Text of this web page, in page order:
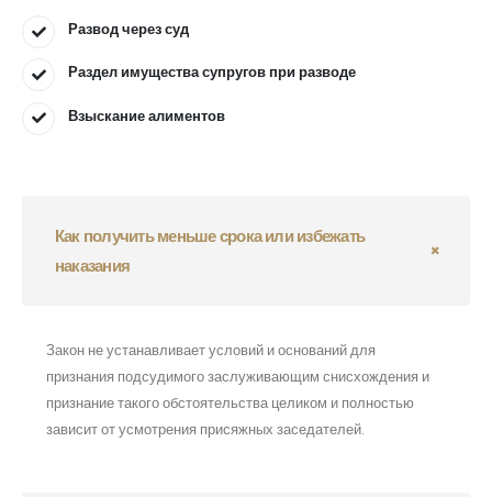
Развод через суд
Раздел имущества супругов при разводе
Взыскание алиментов
Как получить меньше срока или избежать
наказания
Закон не устанавливает условий и оснований для
признания подсудимого заслуживающим снисхождения и
признание такого обстоятельства целиком и полностью
зависит от усмотрения присяжных заседателей.